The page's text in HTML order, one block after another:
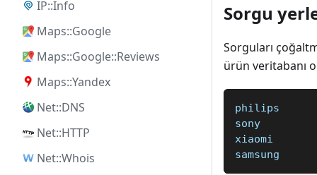
IP::Info
Maps::Google
Maps::Google::Reviews
Maps::Yandex
Net::DNS
Net::HTTP
Net::Whois
Sorgu
Sorguları
ürün veritabanı
philips
sony
xiaomi
samsung